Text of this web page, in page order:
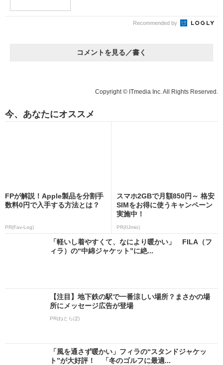
Recommended by
コメントを見る／書く
Copyright © ITmedia Inc. All Rights Reserved.
今、あなたにオススメ
FPが解説！Apple製品を分割手
数料0円で入手する方法とは？
PR(Fav-Log)
スマホ2GBで月額850円～ 格安
SIMをお得に使うキャンペーン
実施中！
PR(IIJmio)
「軽いし着やすくて、なにより暖かい」 FILA（フ
ィラ）の“中綿ジャケット”に絶...
【注目】地下鉄の駅で一番涼しい場所？まさかの場
所にメッセージ広告が登場
PR(ねとらぼ)
「風を通さず暖かい」フィラの“スタンドジャケッ
ト”が大好評！ 「冬のゴルフに最適...